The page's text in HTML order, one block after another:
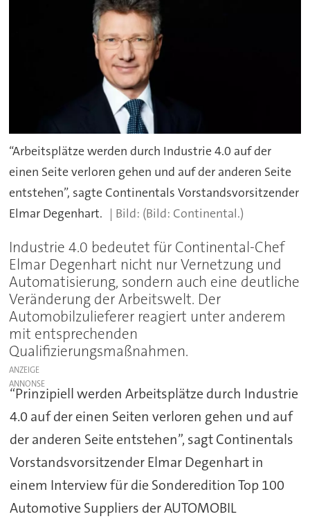
“Arbeitsplätze werden durch Industrie 4.0 auf der
einen Seite verloren gehen und auf der anderen Seite
entstehen”, sagte Continentals Vorstandsvorsitzender
Elmar Degenhart.
(Bild: Continental.)
Industrie 4.0 bedeutet für Continental-Chef
Elmar Degenhart nicht nur Vernetzung und
Automatisierung, sondern auch eine deutliche
Veränderung der Arbeitswelt. Der
Automobilzulieferer reagiert unter anderem
mit entsprechenden
Qualifizierungsmaßnahmen.
ANZEIGE
“Prinzipiell werden Arbeitsplätze durch Industrie
4.0 auf der einen Seiten verloren gehen und auf
der anderen Seite entstehen”, sagt Continentals
Vorstandsvorsitzender Elmar Degenhart in
einem Interview für die Sonderedition Top 100
Automotive Suppliers der AUTOMOBIL